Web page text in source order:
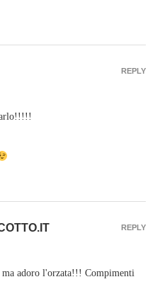
REPLY
adoro l'orzata!!! Compimenti
REPLY